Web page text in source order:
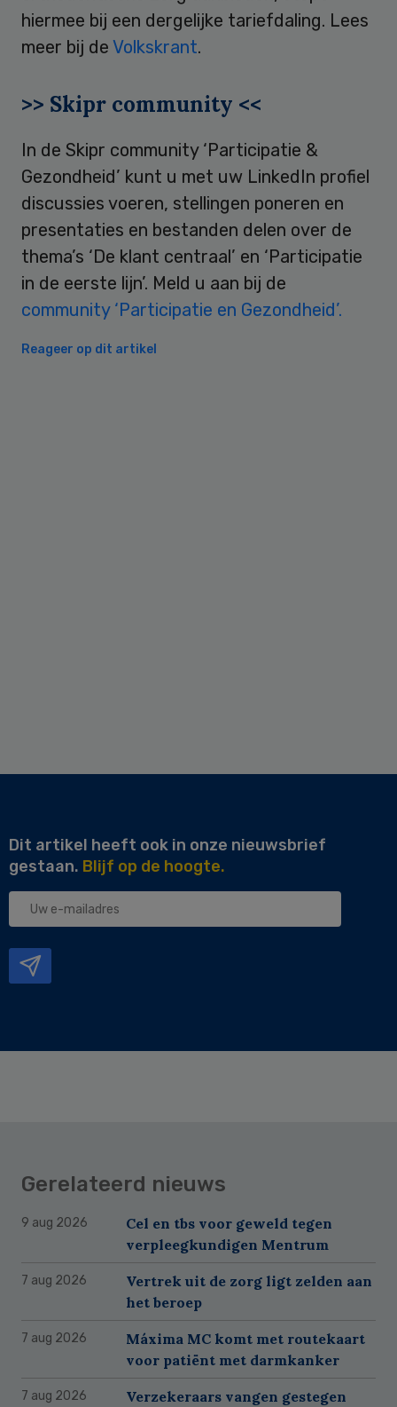
hiermee bij een dergelijke tariefdaling. Lees
meer bij de Volkskrant.
>> Skipr community <<
In de Skipr community ‘Participatie &
Gezondheid’ kunt u met uw LinkedIn profiel
discussies voeren, stellingen poneren en
presentaties en bestanden delen over de
thema’s ‘De klant centraal’ en ‘Participatie
in de eerste lijn’. Meld u aan bij de
community ‘Participatie en Gezondheid’.
Reageer op dit artikel
Dit artikel heeft ook in onze nieuwsbrief
gestaan. Blijf op de hoogte.
Uw
Gerelateerd nieuws
9 aug 2026
Cel en tbs voor geweld tegen
verpleegkundigen Mentrum
7 aug 2026
Vertrek uit de zorg ligt zelden aan
het beroep
7 aug 2026
Máxima MC komt met routekaart
voor patiënt met darmkanker
7 aug 2026
Verzekeraars vangen gestegen